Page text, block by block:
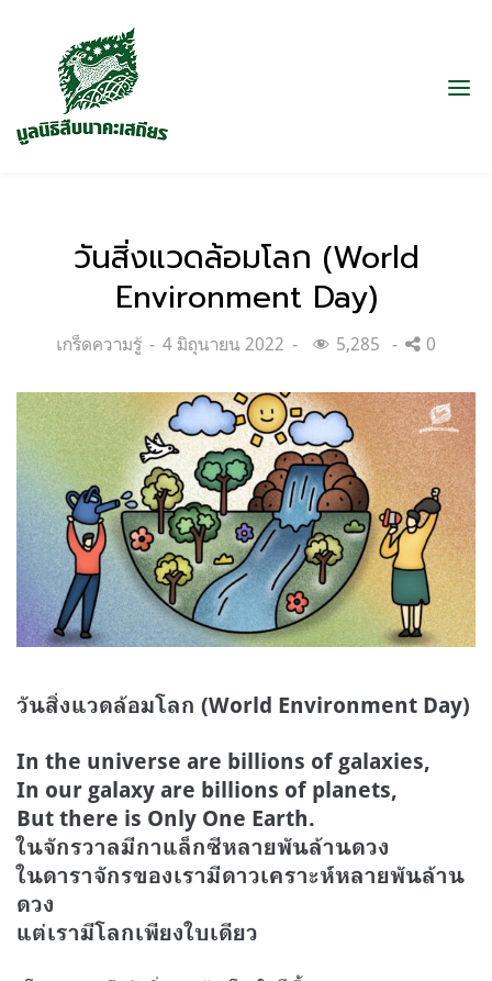
วันสิ่งแวดล้อมโลก (World
Environment Day)
Categories:
เกร็ดความรู้
Posted
4 มิถุนายน 2022 5,285 0
วันสิ่งแวดล้อมโลก (World Environment Day)
In the universe are billions of galaxies,
In our galaxy are billions of planets,
But there is Only One Earth.
ในจักรวาลมีกาแล็กซีหลายพันล้านดวง
ในดาราจักรของเรามีดาวเคราะห์หลายพันล้าน
ดวง
แต่เรามีโลกเพียงใบเดียว